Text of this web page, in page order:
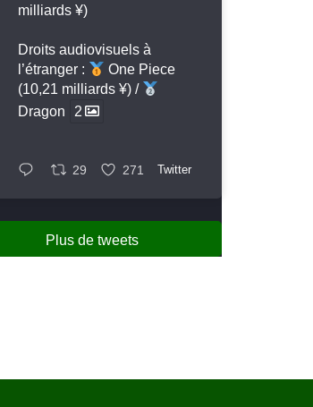
milliards ¥)
Droits audiovisuels à
l’étranger :
One Piece
(10,21 milliards ¥) /
Dragon
2
29 271 Twitter
Plus de tweets